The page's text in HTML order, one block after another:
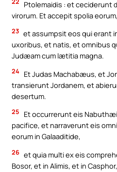
Ptolemaidis : et ceciderunt
virorum. Et accepit spolia eorum,
23 et assumpsit eos qui erant
uxoribus, et natis, et omnibus
Judæam cum lætitia magna.
24 Et Judas Machabæus, et
transierunt Jordanem, et
desertum.
25
Et occurrerunt eis
pacifice, et narraverunt eis
eorum in Galaaditide,
26 et quia multi ex eis
Bosor, et in Alimis, et in